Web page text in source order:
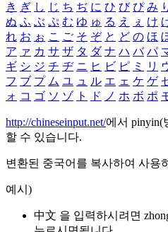
き ぎ し じ ち ぢ に ひ び ぴ み
ぬ ふ ぶ ぷ む ゆ ゅ る え ぇ け
れ お ぉ こ ご そ ぞ と ど の ほ
ア ァ カ サ ザ タ ダ ナ ハ バ パ
ギ シ ジ チ ヂ ニ ヒ ビ ピ ミ リ
フ ブ プ ム ユ ュ ル エ ェ ケ ゲ
ォ コ ゴ ソ ゾ ト ド ノ ホ ボ ポ
http://chineseinput.net/에서 pinyin(
할 수 있습니다.
변환된 중국어를 복사하여 사용
예시)
中文 을 입력하시려면